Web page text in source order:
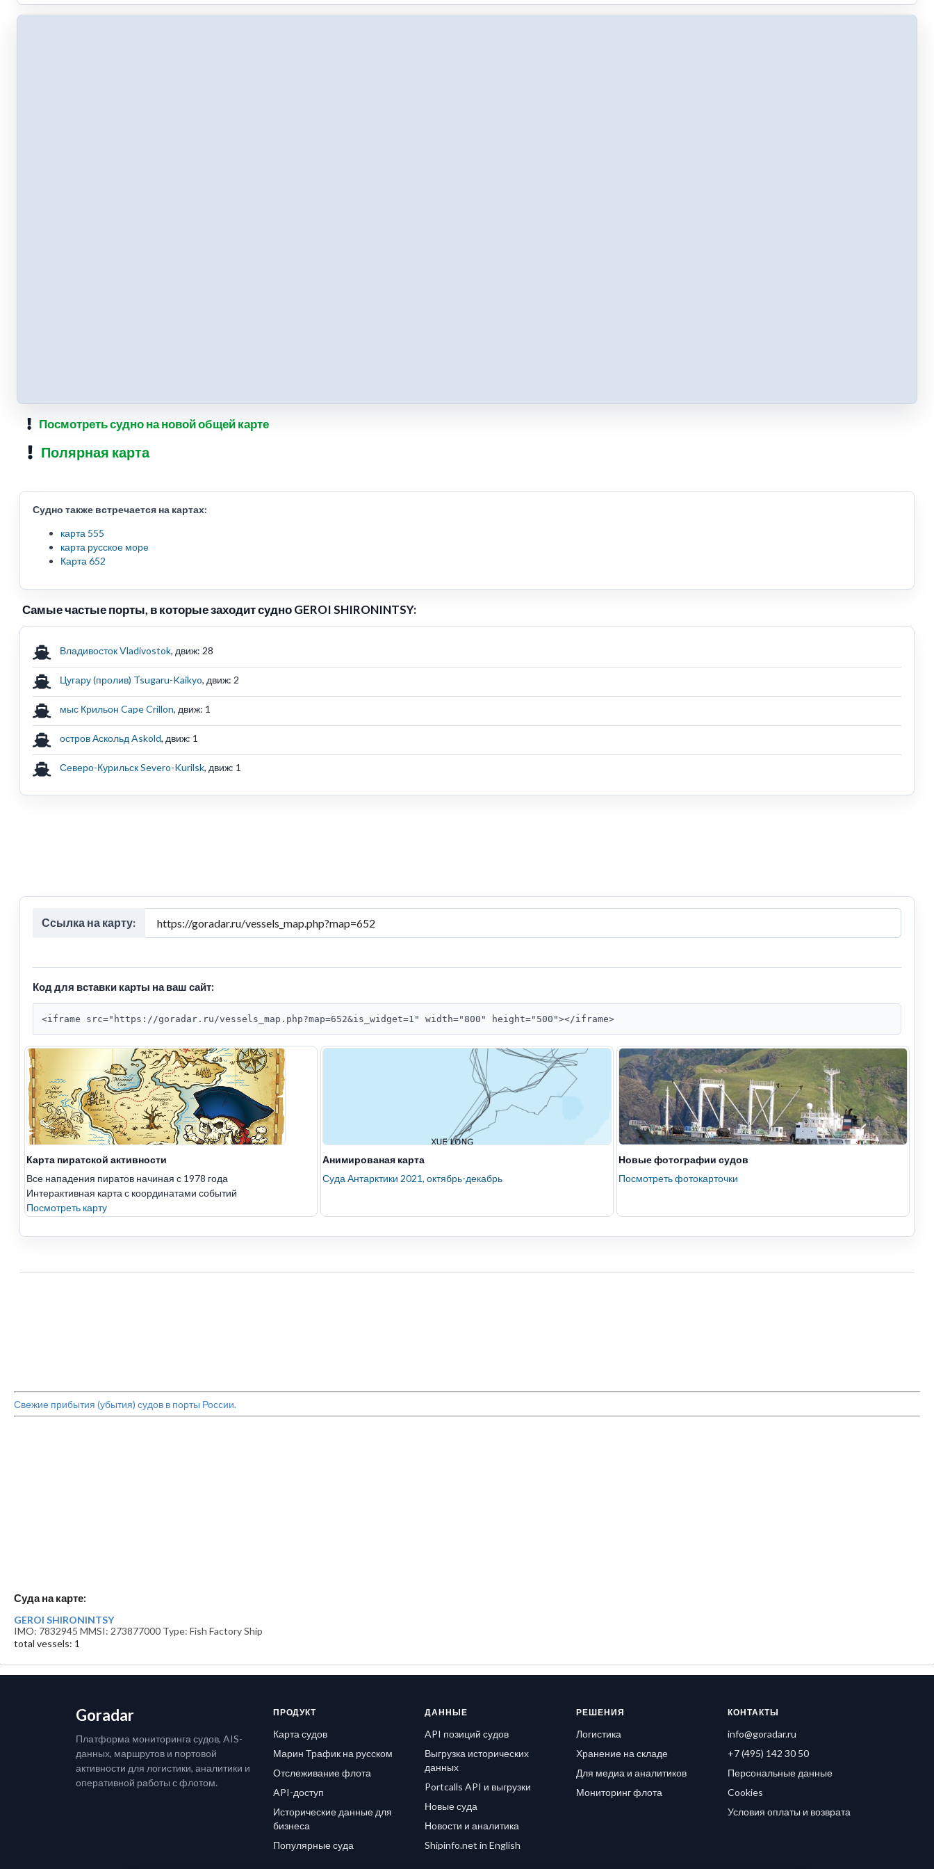
Посмотреть судно на новой общей карте
Полярная карта
Судно также встречается на картах:
карта 555
карта русское море
Карта 652
Самые частые порты, в которые заходит судно GEROI SHIRONINTSY:
Владивосток Vladivostok, движ: 28
Цугару (пролив) Tsugaru-Kaikyo, движ: 2
мыс Крильон Cape Crillon, движ: 1
остров Аскольд Askold, движ: 1
Северо-Курильск Severo-Kurilsk, движ: 1
Ссылка на карту:
Код для вставки карты на ваш сайт:
<iframe src="https://goradar.ru/vessels_map.php?map=652&is_widget=1" width="800" height="500"></iframe>
Карта пиратской активности
Все нападения пиратов начиная с 1978 года
Интерактивная карта с координатами событий
Посмотреть карту
Анимированая карта
Суда Антарктики 2021, октябрь-декабрь
Новые фотографии судов
Посмотреть фотокарточки
Свежие прибытия (убытия) судов в порты России.
Суда на карте:
GEROI SHIRONINTSY
IMO: 7832945 MMSI: 273877000 Type: Fish Factory Ship
total vessels: 1
Goradar
Платформа мониторинга судов, AIS-
данных, маршрутов и портовой
активности для логистики, аналитики и
оперативной работы с флотом.
ПРОДУКТ
Карта судов
Марин Трафик на русском
Отслеживание флота
API-доступ
Исторические данные для
бизнеса
Популярные суда
ДАННЫЕ
API позиций судов
Выгрузка исторических
данных
Portcalls API и выгрузки
Новые суда
Новости и аналитика
Shipinfo.net in English
РЕШЕНИЯ
Логистика
Хранение на складе
Для медиа и аналитиков
Мониторинг флота
КОНТАКТЫ
info@goradar.ru
+7 (495) 142 30 50
Персональные данные
Cookies
Условия оплаты и возврата